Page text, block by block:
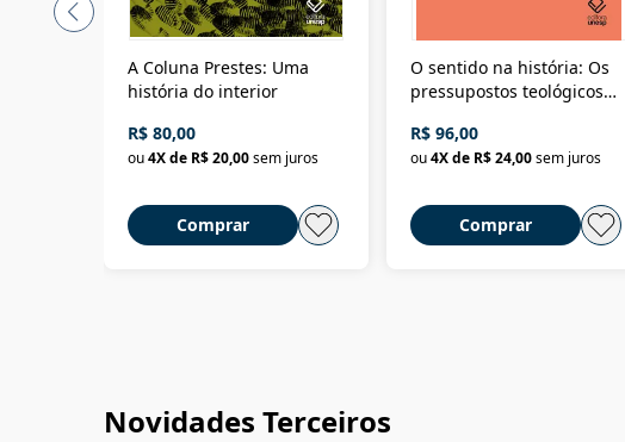
A Coluna Prestes: Uma
história do interior
R$ 80,00
ou4X de R$ 20,00sem juros
Comprar
O sentido na história: Os
pressupostos teológicos
R$ 96,00
ou4X de R$ 24,00sem juros
Comprar
Novidades Terceiros